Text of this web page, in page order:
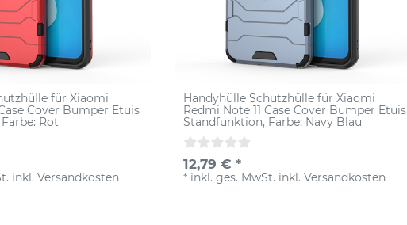
für Xiaomi
Cover Bumper Etuis
Farbe: Rot
inkl.Versandkosten
Handyhülle Schutzhülle für Xiaomi
Redmi Note 11 Case Cover Bumper Etuis
Standfunktion, Farbe: Navy Blau
12,79 € *
* inkl. ges. MwSt. inkl.Versandkosten